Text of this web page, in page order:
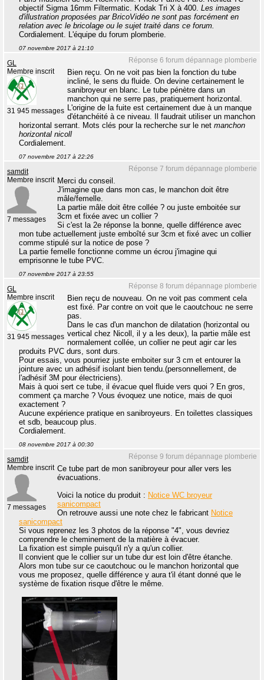
objectif Sigma 16mm Filtermatic. Kodak Tri X à 400. Les images
d'illustration proposées par BricoVidéo ne sont pas forcément en
relation avec le bricolage ou le sujet traité dans ce forum.
Cordialement. L'équipe du forum plomberie.
07 novembre 2017 à 21:10
Réponse 6 forum dépannage plomberie
GL
Membre inscrit
31 945 messages
Bien reçu. On ne voit pas bien la fonction du tube
incliné, le sens du fluide. On devine certainement le
sanibroyeur en blanc. Le tube pénètre dans un
manchon qui ne serre pas, pratiquement horizontal.
L'origine de la fuite est certainement due à un manque
d'étanchéité à ce niveau. Il faudrait utiliser un manchon
horizontal serrant. Mots clés pour la recherche sur le net manchon
horizontal nicoll
Cordialement.
07 novembre 2017 à 22:26
Réponse 7 forum dépannage plomberie
samdit
Membre inscrit
7 messages
Merci du conseil.
J'imagine que dans mon cas, le manchon doit être
mâle/femelle.
La partie mâle doit être collée ? ou juste emboitée sur
3cm et fixée avec un collier ?
Si c'est la 2e réponse la bonne, quelle différence avec
mon tube actuellement juste emboîté sur 3cm et fixé avec un collier
comme stipulé sur la notice de pose ?
La partie femelle fonctionne comme un écrou j'imagine qui
emprisonne le tube PVC.
07 novembre 2017 à 23:55
Réponse 8 forum dépannage plomberie
GL
Membre inscrit
31 945 messages
Bien reçu de nouveau. On ne voit pas comment cela
est fixé. Par contre on voit que le caoutchouc ne serre
pas.
Dans le cas d'un manchon de dilatation (horizontal ou
vertical chez Nicoll, il y a les deux), la partie mâle est
normalement collée, un collier ne peut agir car les
produits PVC durs, sont durs.
Pour essais, vous pourriez juste emboiter sur 3 cm et entourer la
jointure avec un adhésif isolant bien tendu.(personnellement, de
l'adhésif 3M pour électriciens).
Mais à quoi sert ce tube, il évacue quel fluide vers quoi ? En gros,
comment ça marche ? Vous évoquez une notice, mais de quoi
exactement ?
Aucune expérience pratique en sanibroyeurs. En toilettes classiques
et sdb, beaucoup plus.
Cordialement.
08 novembre 2017 à 00:30
Réponse 9 forum dépannage plomberie
samdit
Membre inscrit
7 messages
Ce tube part de mon sanibroyeur pour aller vers les
évacuations.
Voici la notice du produit : Notice WC broyeur
sanicompact
On retrouve aussi une note chez le fabricant Notice
sanicompact
Si vous reprenez les 3 photos de la réponse "4", vous devriez
comprendre le cheminement de la matière à évacuer.
La fixation est simple puisqu'il n'y a qu'un collier.
Il convient que le collier sur un tube dur est loin d'être étanche.
Alors mon tube sur ce caoutchouc ou le manchon horizontal que
vous me proposez, quelle différence y aura t'il étant donné que le
système de fixation risque d'être le même.